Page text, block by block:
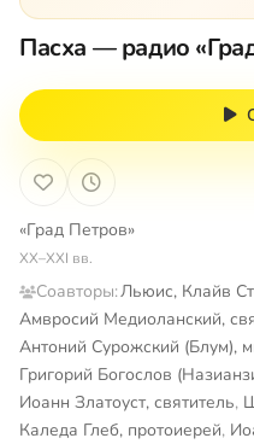
Пасха — радио
«Град Петров»
XX–XXI вв.
Соавторы:Льюис, Клайв
Амвросий Медиоланский,
Антоний Сурожский (Блум),
Григорий Богослов
Иоанн Златоуст, святитель,
Каледа Глеб, протоиерей,